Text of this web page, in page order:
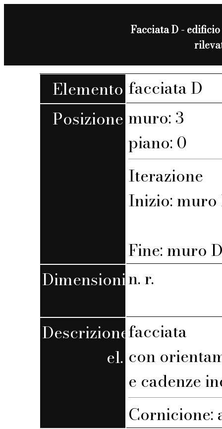
Facciata D -
Elemento facciata D
Posizione muro: 3
piano: 0
Iterazione
Inizio: muro
Fine: muro
Dimensionin. r.
Descrizione
el.
facciata
con
e cadenze
Cornicione: